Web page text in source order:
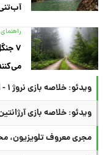
۷
ویدئو: خلاصه بازی نروژ ۱ - انگلیس ۲
ویدئو: خلاصه بازی آرژانتین ۳ - سوئیس
مجری معروف تلویزیون،